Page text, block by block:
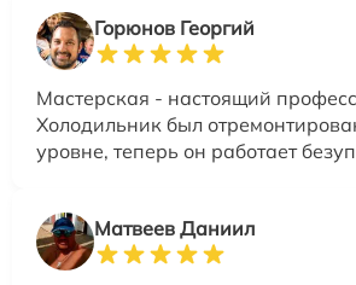
Горюнов Георгий
Мастерская - настоящий
Холодильник был
уровне, теперь он работает
Матвеев Даниил